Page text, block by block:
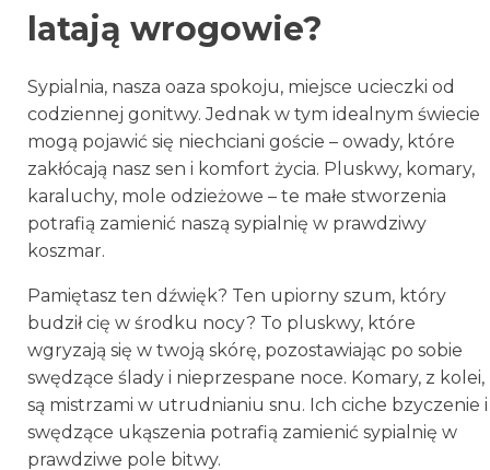
latają wrogowie?
Sypialnia, nasza oaza spokoju, miejsce ucieczki od
codziennej gonitwy. Jednak w tym idealnym świecie
mogą pojawić się niechciani goście – owady, które
zakłócają nasz sen i komfort życia. Pluskwy, komary,
karaluchy, mole odzieżowe – te małe stworzenia
potrafią zamienić naszą sypialnię w prawdziwy
koszmar.
Pamiętasz ten dźwięk? Ten upiorny szum, który
budził cię w środku nocy? To pluskwy, które
wgryzają się w twoją skórę, pozostawiając po sobie
swędzące ślady i nieprzespane noce. Komary, z kolei,
są mistrzami w utrudnianiu snu. Ich ciche bzyczenie i
swędzące ukąszenia potrafią zamienić sypialnię w
prawdziwe pole bitwy.